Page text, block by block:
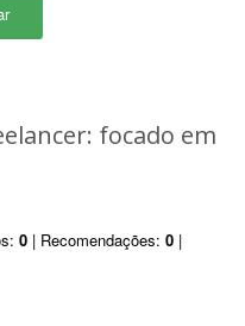
focado em
0 | Recomendações: 0 |